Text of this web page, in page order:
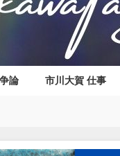
論 市川大賀 仕事
制作・執筆作品